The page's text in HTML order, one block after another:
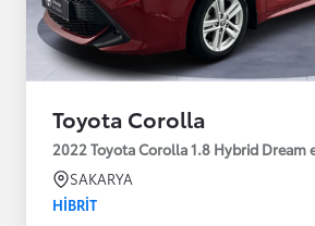
Toyota Corolla
2022 Toyota Corolla 1.8 Hybrid Dream
SAKARYA
HIBRIT